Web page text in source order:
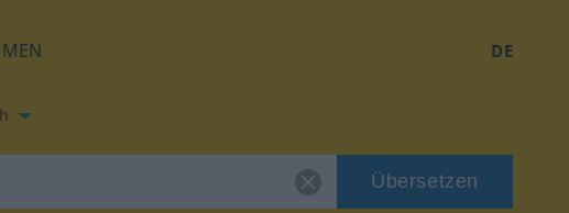
DE
Übersetzen